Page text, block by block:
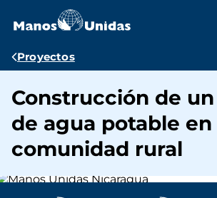
contenido
Ruta
navegación
Proyectos
Construcción de
de agua potable en
comunidad rural